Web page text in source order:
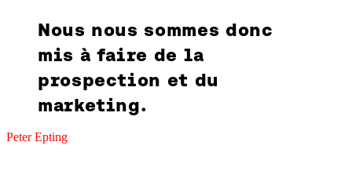
Nous nous sommes donc
mis à faire de la
prospection et du
marketing.
Peter Epting